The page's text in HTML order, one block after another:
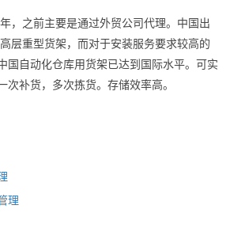
，之前主要是通过外贸公司代理。中国出
层重型货架，而对于安装服务要求较高的
国自动化仓库用货架已达到国际水平。可实
次补货，多次拣货。存储效率高。
理